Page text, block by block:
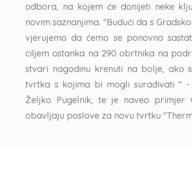
odbora, na kojem će donijeti neke
novim saznanjima. "Budući da s
vjerujemo da ćemo se ponovno
ciljem ostanka na 290 obrtnika na
stvari nagodinu krenuti na bolje, ako
tvrtka s kojima bi mogli surađivati " -
Željko Pugelnik, te je naveo primjer
obavljaju poslove za novu tvrtku